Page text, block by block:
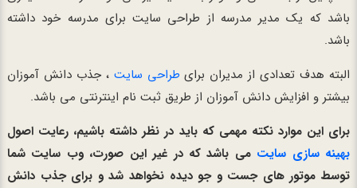
باشد که یک مدیر مدرسه از طراحی سایت برای مدرسه خود داشته
باشد.
البته هدف تعدادی از مدیران برای طراحی سایت ، جذب دانش آموزان
بیشتر و افزایش دانش آموزان از طریق ثبت نام اینترنتی می باشد.
برای این موارد نکته مهمی که باید در نظر داشته باشیم، رعایت اصول
بهینه سازی سایت می باشد که در غیر این صورت، وب سایت شما
توسط موتور های جست و جو دیده نخواهد شد و برای جذب دانش